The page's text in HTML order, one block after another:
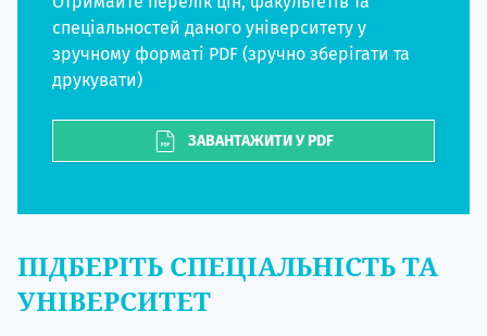
спеціальностей даного університету у
зручному форматі PDF (зручно зберігати та
друкувати)
ЗАВАНТАЖИТИ У PDF
ПІДБЕРІТЬ СПЕЦІАЛЬНІСТЬ ТА
УНІВЕРСИТЕТ